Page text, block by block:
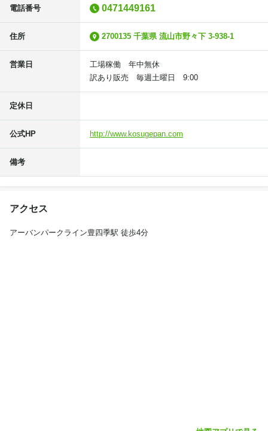
電話番号 0471449161
住所 2700135 千葉県 流山市野々下 3-938-1
営業日
工場稼働 年中無休
訳あり販売 毎週土曜日 9:00
定休日
公式HP http://www.kosugepan.com
備考
アクセス
アーバンパークライン豊四季駅 徒歩4分